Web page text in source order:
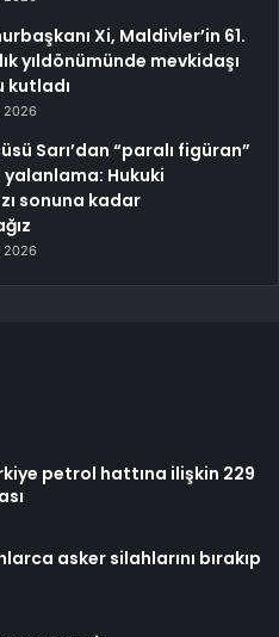
Xi, Maldivler’in 61.
yıldönümünde mevkidaşı
kutladı
2026
Sarı’dan “paralı figüran”
yalanlama: Hukuki
sonuna kadar
2026
petrol hattına ilişkin 229
asker silahlarını bırakıp